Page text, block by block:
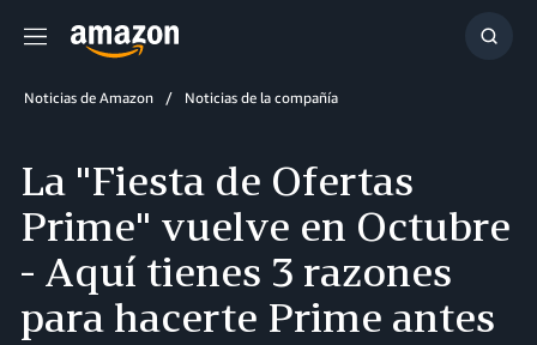
Menú
Noticias de Amazon Noticias de la compañía
La "Fiesta de Ofertas
Prime" vuelve en Octubre
- Aquí tienes 3 razones
para hacerte Prime antes